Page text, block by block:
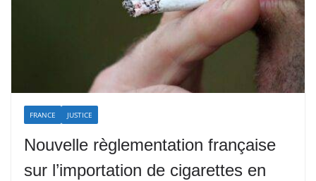
FRANCE JUSTICE
Nouvelle règlementation française
sur l’importation de cigarettes en